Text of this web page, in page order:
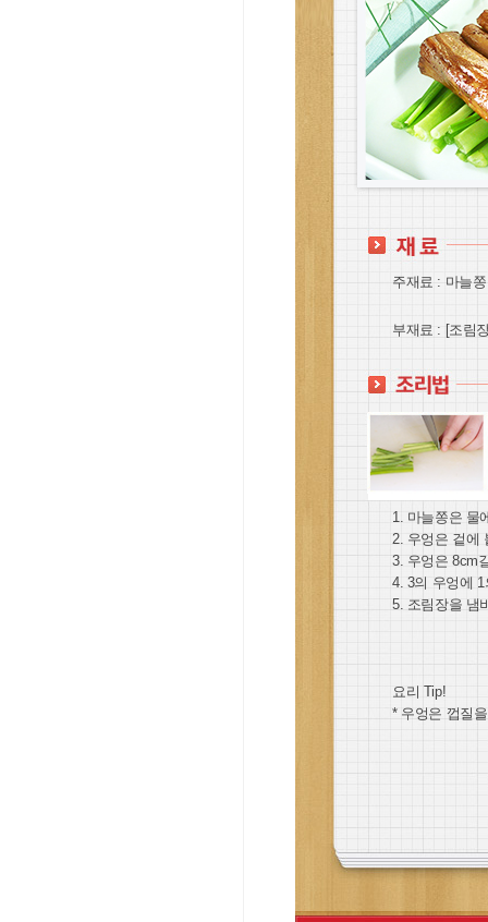
주재료 : 마늘
부재료 : [조림
1. 마늘쫑은 물
2. 우엉은 겉에
3. 우엉은 8cm
4. 3의 우엉에
5. 조림장을 냄
요리 Tip!
* 우엉은 껍질